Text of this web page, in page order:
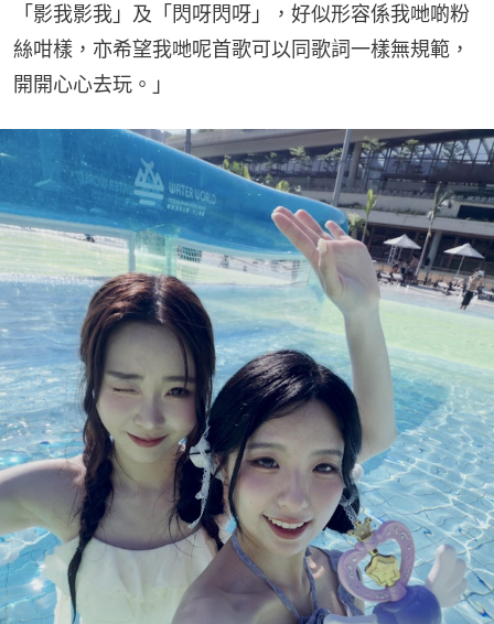
「影我影我」及「閃呀閃呀」，好似形容係我哋啲粉
絲咁樣，亦希望我哋呢首歌可以同歌詞一樣無規範，
開開心心去玩。」